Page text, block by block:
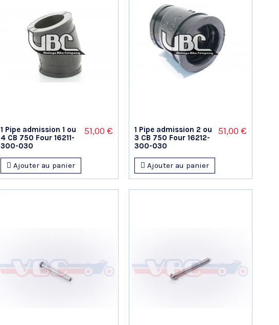
1 Pipe admission 1 ou
4 CB 750 Four 16211-
300-030
51,00 €
Ajouter au panier
1 Pipe admission 2 ou
3 CB 750 Four 16212-
300-030
51,00 €
Ajouter au panier